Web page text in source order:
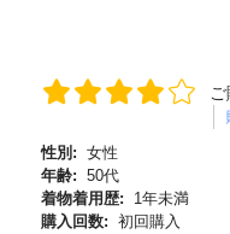
性別: 女性
年齢: 50代
着物着用歴:
1年未満
購入回数: 初回購入